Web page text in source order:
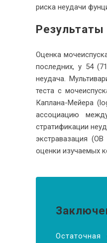
риска неудачи
Результаты
Оценка
последних, у 54
неудача.
теста с
Каплана-Мейера
ассоциацию
стратификации
экстравазация
оценки изучаемых